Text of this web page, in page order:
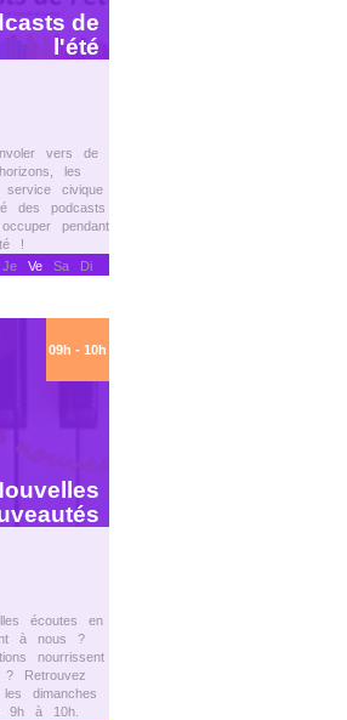
de
l'été
vers de
les
service civique
des podcasts
pendant
!
VeSa Di
09h - 10h
écoutes en
à nous ?
nourrissent
Retrouvez
dimanches
9h à 10h.